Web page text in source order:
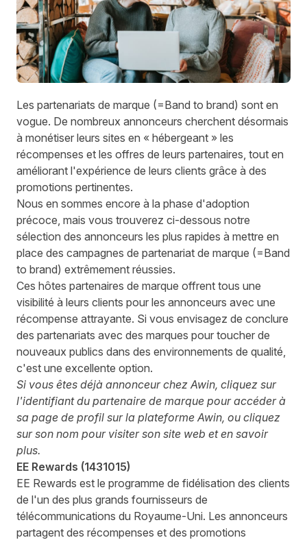
Les partenariats de marque (=Band to brand) sont en
vogue. De nombreux annonceurs cherchent désormais
à monétiser leurs sites en « hébergeant » les
récompenses et les offres de leurs partenaires, tout en
améliorant l'expérience de leurs clients grâce à des
promotions pertinentes.
Nous en sommes encore à la phase d'adoption
précoce, mais vous trouverez ci-dessous notre
sélection des annonceurs les plus rapides à mettre en
place des campagnes de partenariat de marque (=Band
to brand) extrêmement réussies.
Ces hôtes partenaires de marque offrent tous une
visibilité à leurs clients pour les annonceurs avec une
récompense attrayante. Si vous envisagez de conclure
des partenariats avec des marques pour toucher de
nouveaux publics dans des environnements de qualité,
c'est une excellente option.
Si vous êtes déjà annonceur chez Awin, cliquez sur
l'identifiant du partenaire de marque pour accéder à
sa page de profil sur la plateforme Awin, ou cliquez
sur son nom pour visiter son site web et en savoir
plus.
EE Rewards (1431015)
EE Rewards est le programme de fidélisation des clients
de l'un des plus grands fournisseurs de
télécommunications du Royaume-Uni. Les annonceurs
partagent des récompenses et des promotions